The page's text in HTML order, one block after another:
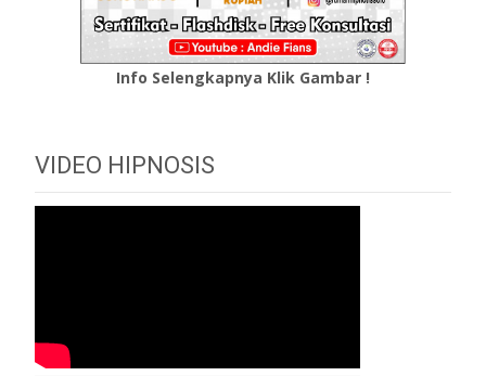
Info Selengkapnya Klik Gambar !
VIDEO HIPNOSIS